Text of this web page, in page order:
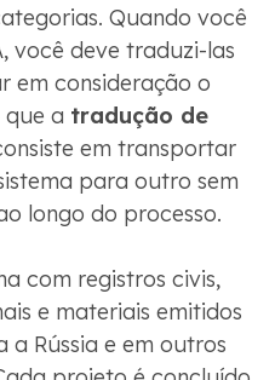
Quando você
você deve traduzi-las
em consideração o
a tradução de
em transportar
para outro sem
longo do processo.
com registros civis,
e materiais emitidos
Rússia e em outros